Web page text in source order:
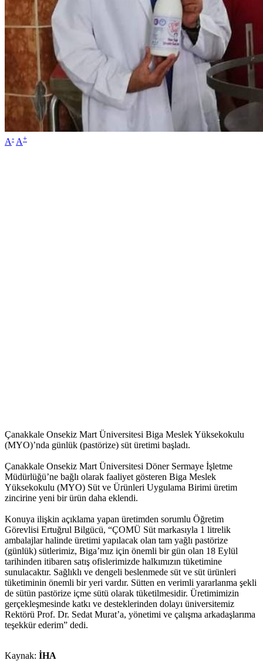
A- A+
Çanakkale Onsekiz Mart Üniversitesi Biga Meslek Yüksekokulu
(MYO)’nda günlük (pastörize) süt üretimi başladı.
Çanakkale Onsekiz Mart Üniversitesi Döner Sermaye İşletme
Müdürlüğü’ne bağlı olarak faaliyet gösteren Biga Meslek
Yüksekokulu (MYO) Süt ve Ürünleri Uygulama Birimi üretim
zincirine yeni bir ürün daha eklendi.
Konuya ilişkin açıklama yapan üretimden sorumlu Öğretim
Görevlisi Ertuğrul Bilgücü, “ÇOMÜ Süt markasıyla 1 litrelik
ambalajlar halinde üretimi yapılacak olan tam yağlı pastörize
(günlük) sütlerimiz, Biga’mız için önemli bir gün olan 18 Eylül
tarihinden itibaren satış ofislerimizde halkımızın tüketimine
sunulacaktır. Sağlıklı ve dengeli beslenmede süt ve süt ürünleri
tüketiminin önemli bir yeri vardır. Sütten en verimli yararlanma şekli
de sütün pastörize içme sütü olarak tüketilmesidir. Üretimimizin
gerçekleşmesinde katkı ve desteklerinden dolayı üniversitemiz
Rektörü Prof. Dr. Sedat Murat’a, yönetimi ve çalışma arkadaşlarıma
teşekkür ederim” dedi.
Kaynak: İHA